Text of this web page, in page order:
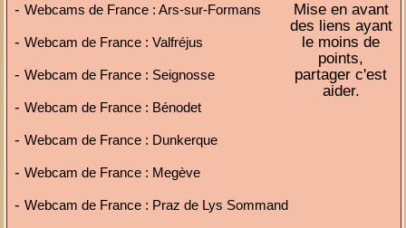
-Webcams de France : Ars-sur-Formans
-Webcam de France : Valfréjus
-Webcam de France : Seignosse
-Webcam de France : Bénodet
-Webcam de France : Dunkerque
-Webcam de France : Megève
-Webcam de France : Praz de Lys Sommand
Mise en avant
des liens ayant
le moins de
points,
partager c'est
aider.